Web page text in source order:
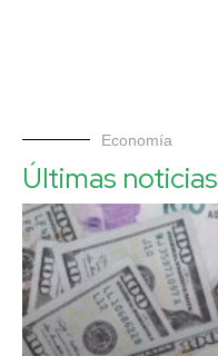
Economía
Últimas noticias